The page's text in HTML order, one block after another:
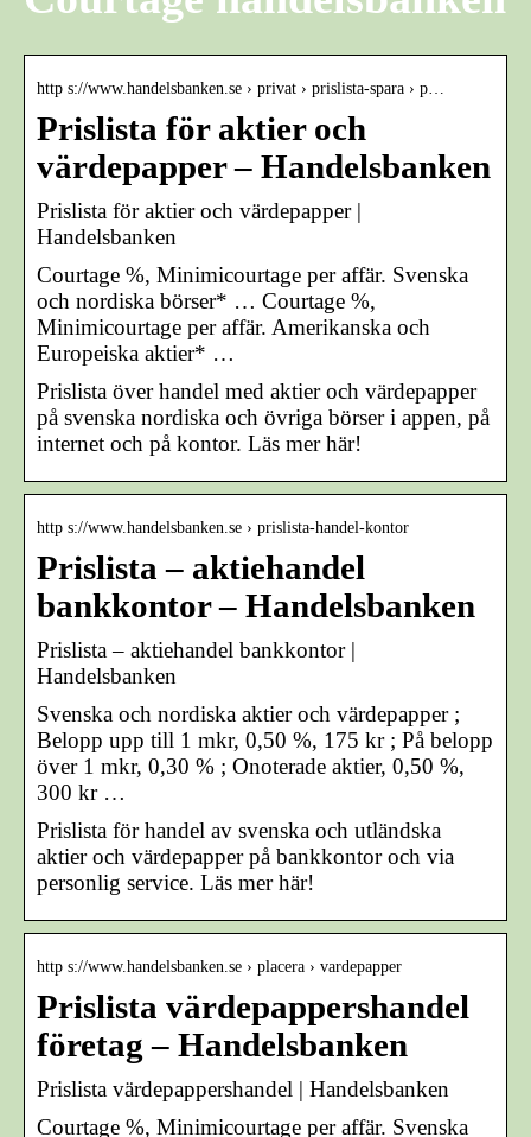
http s://www.handelsbanken.se › privat › prislista-spara › p…
Prislista för aktier och
värdepapper – Handelsbanken
Prislista för aktier och värdepapper |
Handelsbanken
Courtage %, Minimicourtage per affär. Svenska
och nordiska börser* … Courtage %,
Minimicourtage per affär. Amerikanska och
Europeiska aktier* …
Prislista över handel med aktier och värdepapper
på svenska nordiska och övriga börser i appen, på
internet och på kontor. Läs mer här!
http s://www.handelsbanken.se › prislista-handel-kontor
Prislista – aktiehandel
bankkontor – Handelsbanken
Prislista – aktiehandel bankkontor |
Handelsbanken
Svenska och nordiska aktier och värdepapper ;
Belopp upp till 1 mkr, 0,50 %, 175 kr ; På belopp
över 1 mkr, 0,30 % ; Onoterade aktier, 0,50 %,
300 kr …
Prislista för handel av svenska och utländska
aktier och värdepapper på bankkontor och via
personlig service. Läs mer här!
http s://www.handelsbanken.se › placera › vardepapper
Prislista värdepappershandel
företag – Handelsbanken
Prislista värdepappershandel | Handelsbanken
Courtage %, Minimicourtage per affär. Svenska